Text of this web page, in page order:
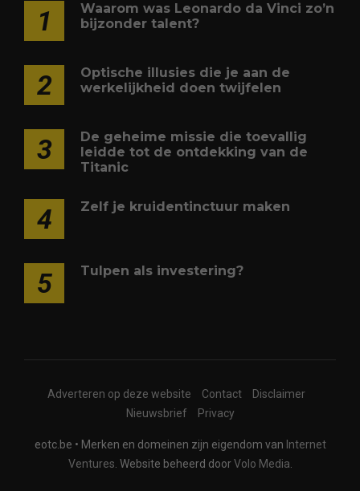
1
Waarom was Leonardo da Vinci zo’n
bijzonder talent?
2
Optische illusies die je aan de
werkelijkheid doen twijfelen
3
De geheime missie die toevallig
leidde tot de ontdekking van de
Titanic
4 Zelf je kruidentinctuur maken
5 Tulpen als investering?
Adverteren op deze website Contact
Disclaimer
Nieuwsbrief
Privacy
eotc.be • Merken en domeinen zijn eigendom van Internet
Ventures. Website beheerd doorVolo Media.